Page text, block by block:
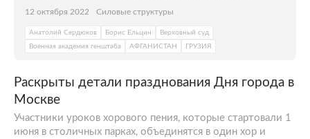
12 октября 2022 Силовые структуры
Анатолий Сердюков Борис Ельцин
Верховный суд
Военная академия генштаба
АФГАНИСТАН ГРУЗИЯ
Раскрыты детали празднования Дня города в
Москве
Участники уроков хорового пения, которые стартовали 1
июня в столичных парках, объединятся в один хор и